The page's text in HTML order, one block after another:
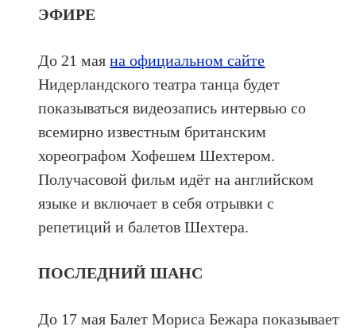
ЭФИРЕ
До 21 маяна официальном сайте
Нидерландского театра танца будет
показываться видеозапись интервью со
всемирно известным британским
хореографом Хофешем Шехтером.
Получасовой фильм идёт на английском
языке и включает в себя отрывки с
репетиций и балетов Шехтера.
ПОСЛЕДНИЙ ШАНС
До 17 мая Балет Мориса Бежара показывает